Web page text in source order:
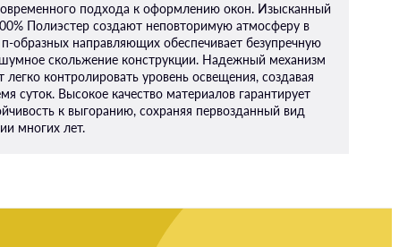
подхода к оформлению окон. Изысканный
Полиэстер создают неповторимую атмосферу в
образных направляющих обеспечивает безупречную
скольжение конструкции. Надежный механизм
легко контролировать уровень освещения, создавая
суток. Высокое качество материалов гарантирует
к выгоранию, сохраняя первозданный вид
многих лет.